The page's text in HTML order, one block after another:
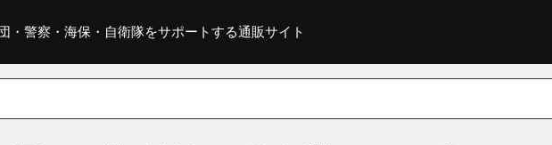
・警察・海保・自衛隊をサポートする通販サイト